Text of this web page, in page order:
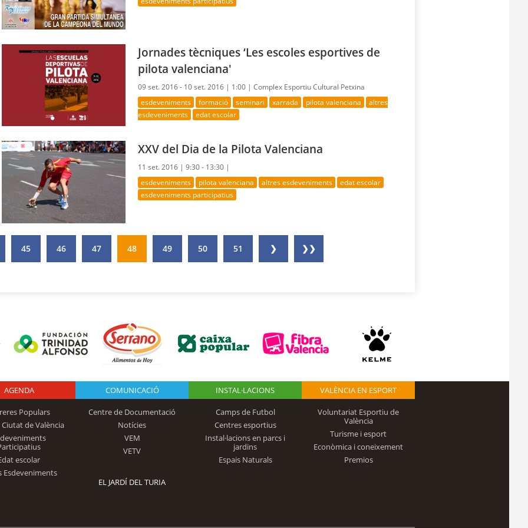
Jornades tècniques ‘Les escoles esportives de
pilota valenciana'
09 set. 2016 - 10 set. 2016 | 1:00 |Complex Esportiu Cultural Petxina
esdeveniments formació seminari xarrada pilota valenciana
altres
esdeveniments
edat escolar
XXV del Dia de la Pilota Valenciana
11 set. 2016 |9:30 - 13:30 |
esdeveniments pilota valenciana altres esdeveniments
edat escolar
esdeveniments participatius
45 46 47 48 49 50 51 ❯ ❯❯
Logo Fundación
Trinidad Alfonso
AGENDA
Populars
de València
escolar
Esdeveniments
COMUNICACIÓ
Centre de Documentació
Notícies
VEM
VETV
INSTAL·LACIONS
Camps de Futbol
Centres esportius
Instal·lacions en parcs i
jardins
Espais Naturals
VALÈNCIA EN ESPORT
Voluntariat Esportiu de
València
Turisme i esport
Econòmica i coneixement
Premios
EL JARDÍ DEL TURIA